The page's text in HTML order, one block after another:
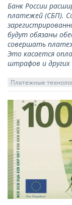
Банк России
платежей (СБП).
будут обязаны
совершать
Это касается
штрафов и других
Платежные